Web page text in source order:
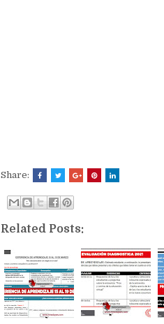
Share:
Related Posts: